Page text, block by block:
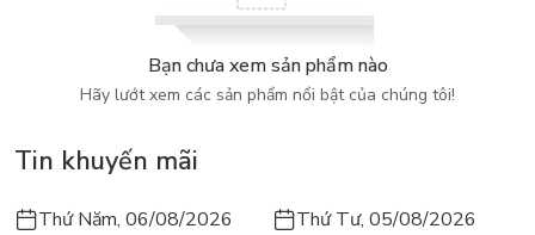
Bạn chưa xem sản phẩm nào
Hãy lướt xem các sản phẩm nổi bật của chúng tôi!
Tin khuyến mãi
Thứ Năm, 06/08/2026 Thứ Tư, 05/08/2026